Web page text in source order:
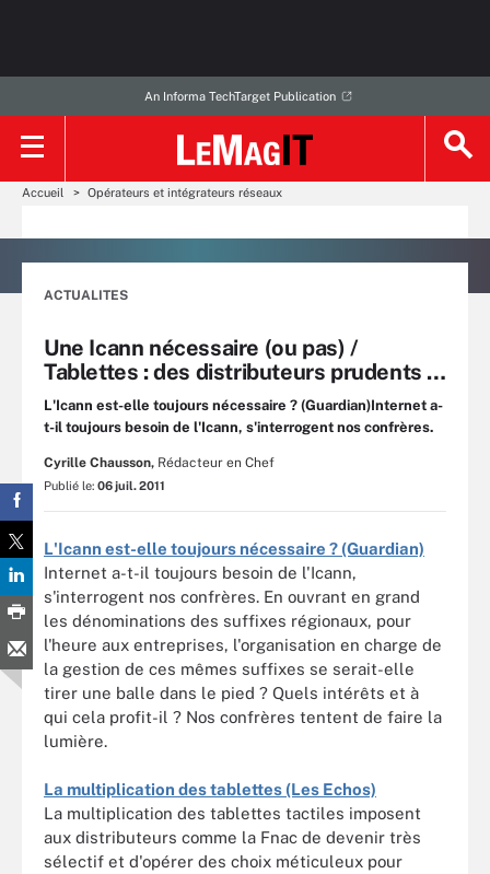
An Informa TechTarget Publication
Accueil Opérateurs et intégrateurs réseaux
ACTUALITES
Une Icann nécessaire (ou pas) /
Tablettes : des distributeurs prudents …
L'Icann est-elle toujours nécessaire ? (Guardian)Internet a-
t-il toujours besoin de l'Icann, s'interrogent nos confrères.
Cyrille Chausson, Rédacteur en Chef
Publié le: 06 juil. 2011
L'Icann est-elle toujours nécessaire ? (Guardian)
Internet a-t-il toujours besoin de l'Icann,
s'interrogent nos confrères. En ouvrant en grand
les dénominations des suffixes régionaux, pour
l'heure aux entreprises, l'organisation en charge de
la gestion de ces mêmes suffixes se serait-elle
tirer une balle dans le pied ? Quels intérêts et à
qui cela profit-il ? Nos confrères tentent de faire la
lumière.
La multiplication des tablettes (Les Echos)
La multiplication des tablettes tactiles imposent
aux distributeurs comme la Fnac de devenir très
sélectif et d'opérer des choix méticuleux pour